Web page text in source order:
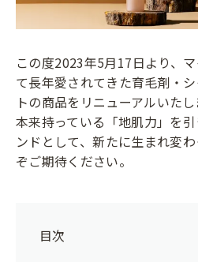
この度2023年5月17日より、
て長年愛されてきた育毛剤・
トの商品をリニューアルいたし
本来持っている「地肌力」を
ンドとして、新たに生まれ変
ぞご期待ください。
目次